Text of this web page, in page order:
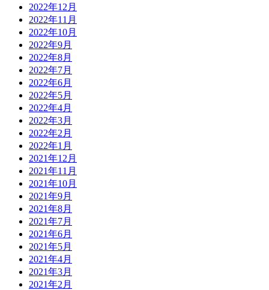
2022年12月
2022年11月
2022年10月
2022年9月
2022年8月
2022年7月
2022年6月
2022年5月
2022年4月
2022年3月
2022年2月
2022年1月
2021年12月
2021年11月
2021年10月
2021年9月
2021年8月
2021年7月
2021年6月
2021年5月
2021年4月
2021年3月
2021年2月